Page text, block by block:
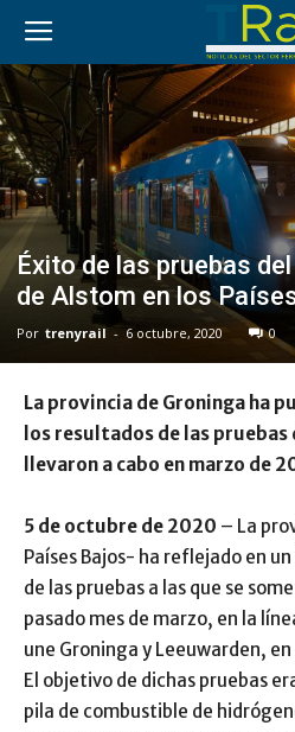
Éxito de las pruebas
de Alstom en los
Por trenyrail - 6 octubre, 2020 0
La provincia de Groninga ha
los resultados de las
llevaron a cabo en marzo de
5 de octubre de 2020 – La
Países Bajos- ha reflejado en
de las pruebas a las que se
pasado mes de marzo, en la
une Groninga y Leeuwarden,
El objetivo de dichas pruebas
pila de combustible de